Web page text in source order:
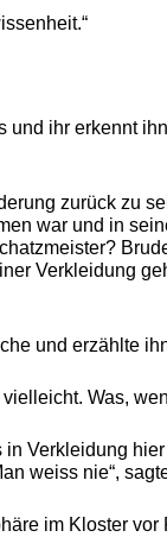
ihr erkennt
zurück zu
war und in
Verkleidung
und erzählte
Was,
Verkleidung
weiss nie“,
im Kloster vor